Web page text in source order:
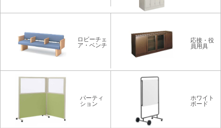
ロビーチェ
ア・ベンチ
応接・役
員用具
パーティ
ション
ホワイト
ボード